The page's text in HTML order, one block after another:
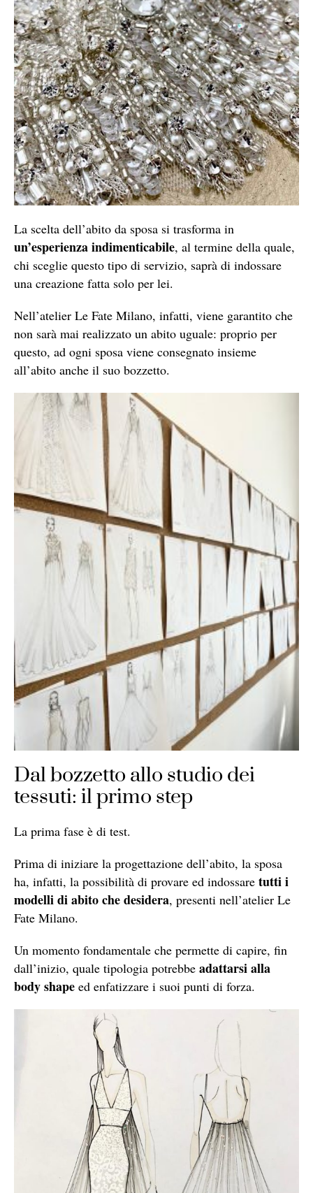
La scelta dell’abito da sposa si trasforma in
un’esperienza indimenticabile, al termine della quale,
chi sceglie questo tipo di servizio, saprà di indossare
una creazione fatta solo per lei.
Nell’atelier Le Fate Milano, infatti, viene garantito che
non sarà mai realizzato un abito uguale: proprio per
questo, ad ogni sposa viene consegnato insieme
all’abito anche il suo bozzetto.
Dal bozzetto allo studio dei
tessuti: il primo step
La prima fase è di test.
Prima di iniziare la progettazione dell’abito, la sposa
ha, infatti, la possibilità di provare ed indossare tutti i
modelli di abito che desidera, presenti nell’atelier Le
Fate Milano.
Un momento fondamentale che permette di capire, fin
dall’inizio, quale tipologia potrebbe adattarsi alla
body shape ed enfatizzare i suoi punti di forza.